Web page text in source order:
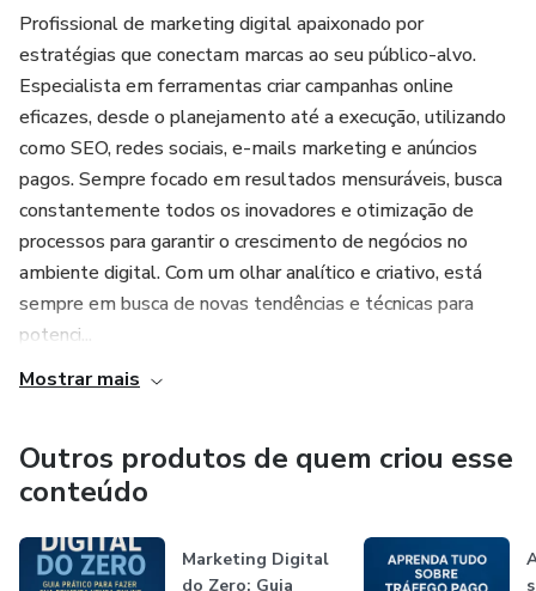
identificar suas paixões e habilidades? Quais ferramentas
podem auxiliar na pesquisa de mercado? E como validar
uma ideia antes de lançá-la? A obra não apenas oferece
insights valiosos, mas também apresenta metodologias
práticas que facilitam o processo decisório.
Com base em estudos de caso reais e exemplos práticos,
"Como decidir o melhor nicho para iniciar no marketing
digital" diferencia-se ao abordar aspectos muitas vezes
negligenciados em publicações similares. O autor utiliza
técnicas comprovadas para guiar os leitores na análise
eficazes.
Profissional de marketing digital apaixonado por
estratégias que conectam marcas ao seu público-alvo.
Especialista em ferramentas criar campanhas online
eficazes, desde o planejamento até a execução, utilizando
como SEO, redes sociais, e-mails marketing e anúncios
pagos. Sempre focado em resultados mensuráveis, busca
constantemente todos os inovadores e otimização de
processos para garantir o crescimento de negócios no
ambiente digital. Com um olhar analítico e criativo, está
sempre em busca de novas tendências e técnicas para
potenci...
Mostrar mais
Outros produtos de quem criou esse
conteúdo
Marketing Digital
do Zero: Guia